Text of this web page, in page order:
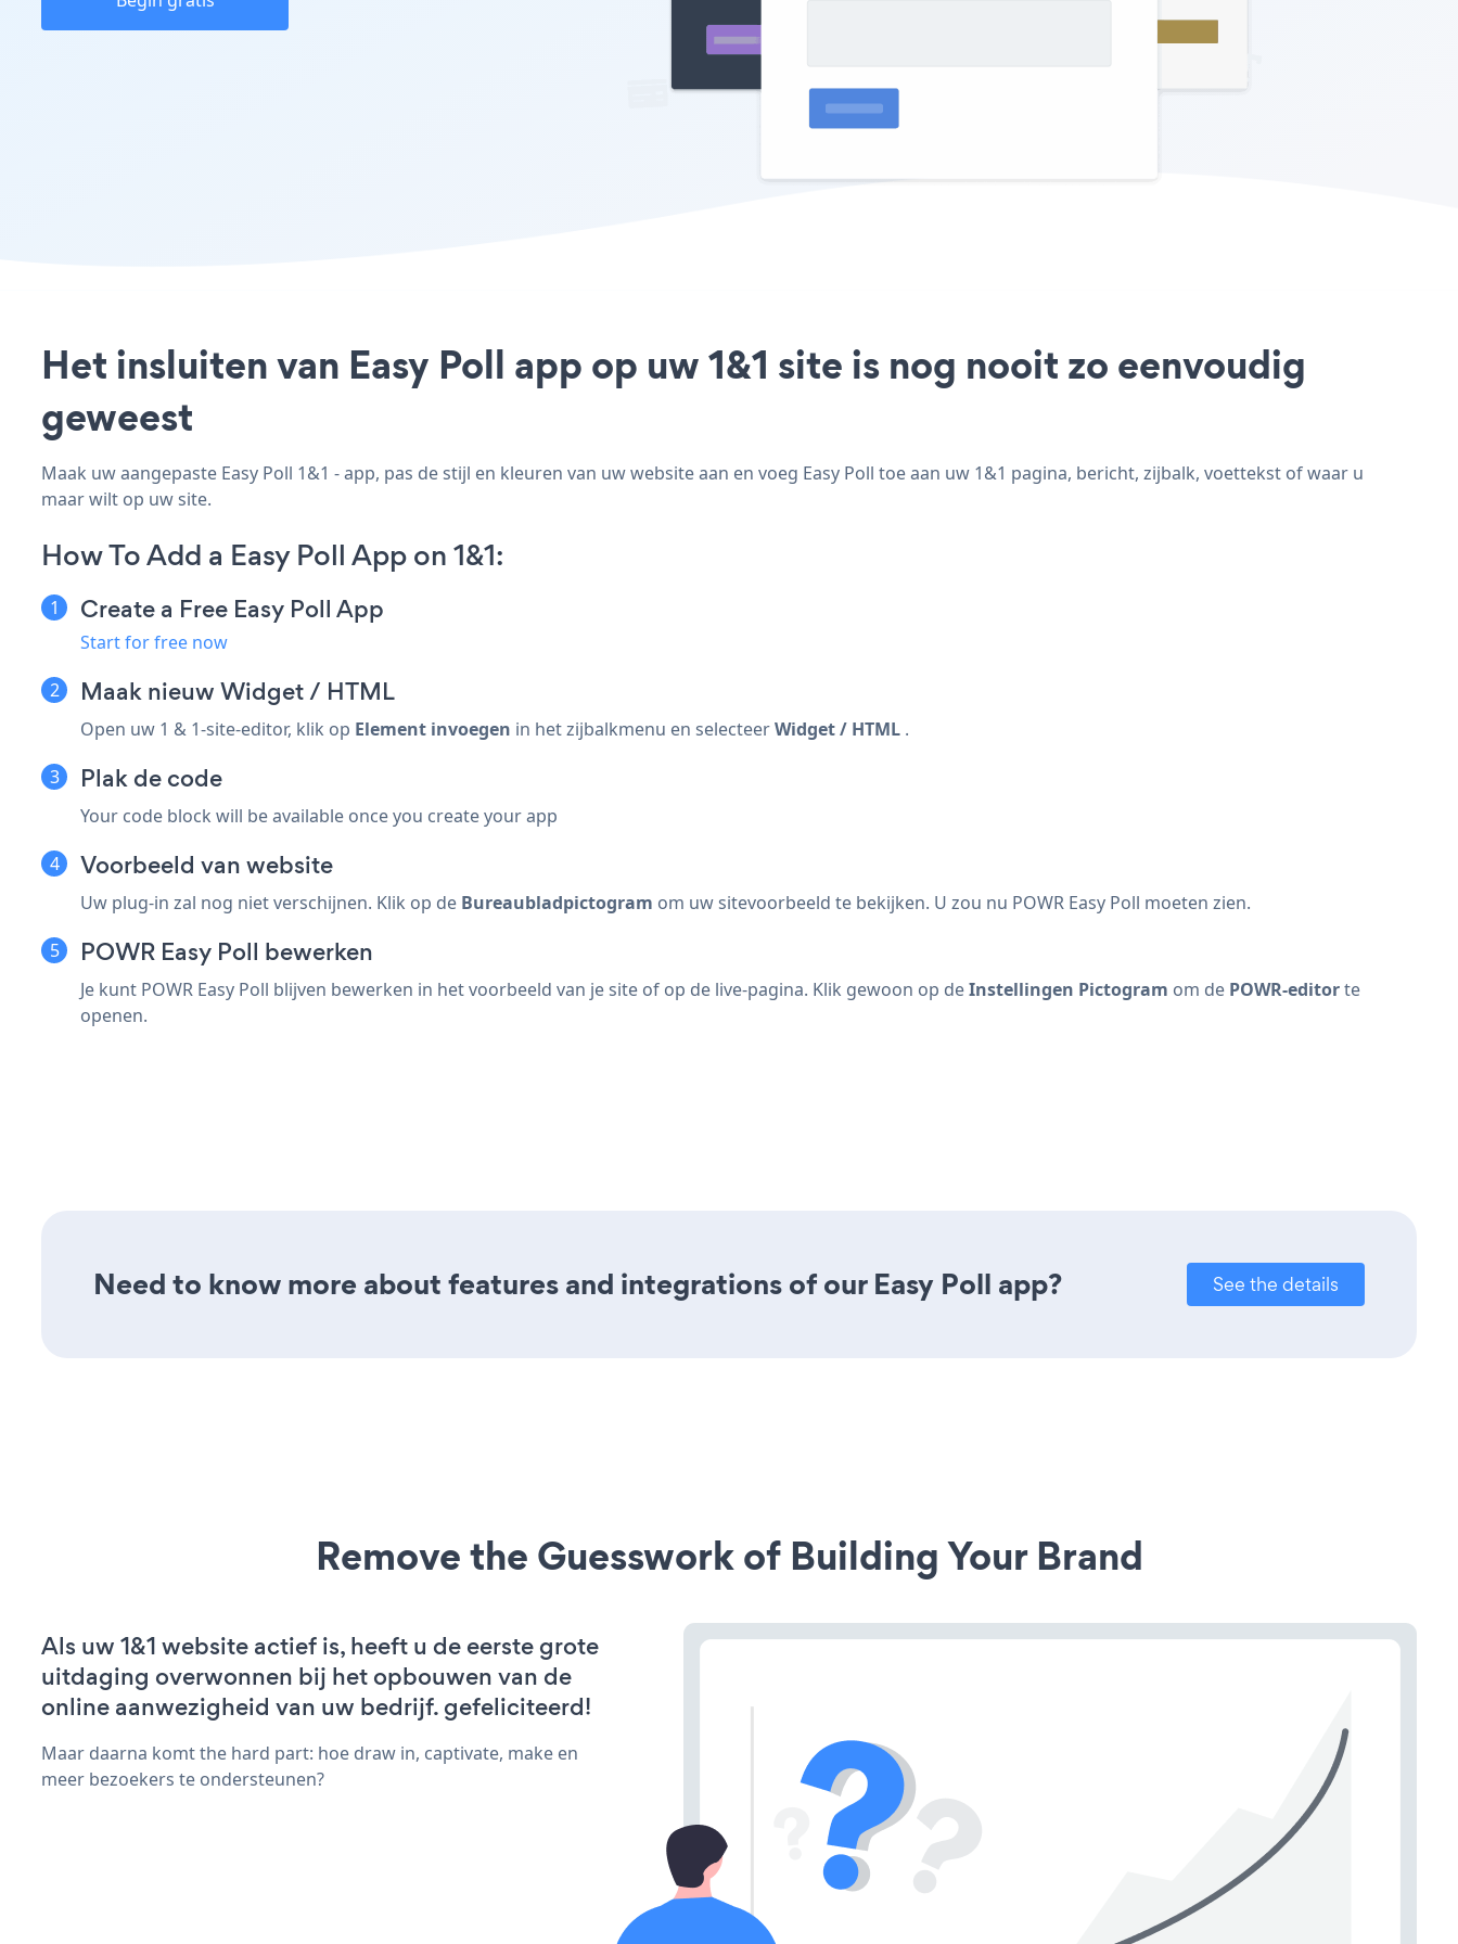
Het insluiten van Easy Poll app op uw 1&1 site is nog nooit zo eenvoudig
geweest
Maak uw aangepaste Easy Poll 1&1 - app, pas de stijl en kleuren van uw website aan en voeg Easy Poll toe aan uw 1&1 pagina, bericht, zijbalk, voettekst of waar u
maar wilt op uw site.
How To Add a Easy Poll App on 1&1:
Create a Free Easy Poll App
Start for free now
Maak nieuwWidget / HTML
Open uw 1 & 1-site-editor, klik op Element invoegen in het zijbalkmenu en selecteerWidget / HTML .
Plak de code
Your code block will be available once you create your app
Voorbeeld van website
Uw plug-in zal nog niet verschijnen. Klik op de Bureaubladpictogram om uw sitevoorbeeld te bekijken. U zou nu POWR Easy Poll moeten zien.
POWR Easy Poll bewerken
Je kunt POWR Easy Poll blijven bewerken in het voorbeeld van je site of op de live-pagina. Klik gewoon op deInstellingen Pictogram om de POWR-editorte
openen.
Need to know more about features and integrations of our Easy Poll app? See the details
Remove the Guesswork of Building Your Brand
Als uw 1&1 website actief is, heeft u de eerste grote
uitdaging overwonnen bij het opbouwen van de
online aanwezigheid van uw bedrijf. gefeliciteerd!
Maar daarna komt the hard part: hoe draw in, captivate, make en
meer bezoekers te ondersteunen?